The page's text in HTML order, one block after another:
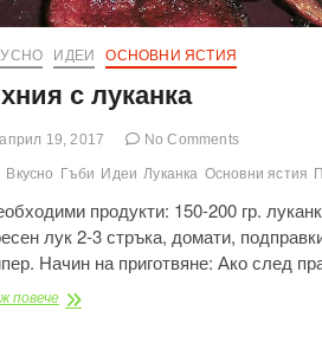
ИДЕИ ОСНОВНИ ЯСТИЯ
с луканка
април 19, 2017 No Comments
Вкусно Гъби Идеи Луканка Основни ястия
продукти: 150-200 гр.
лук 2-3 стръка, домати,
Начин на приготвяне: Ако след
повечеЯхния